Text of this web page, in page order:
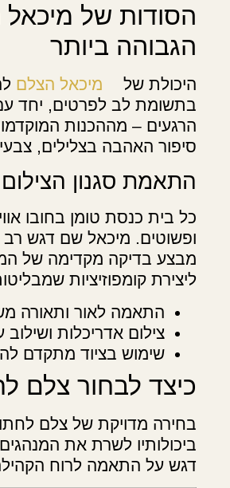
הסודות של
הגבוהה ביותר
היכולת של מיכאל הצלם
בתשומת לב לפרטים, יחד
הרגעים – מההכנות
סיפור האהבה בצלילים,
התאמת סגנון
כל בית כנסת טומן בחובו
ופשוטים. מיכאל שם דגש רב
מבצע בדיקה מקדימה של
ליצירת קומפוזיציות
התאמה לאור ותאורה
צילום אדריכלות
שימוש בציוד מתקדם
כיצד לבחור צלם
בחירה מדויקת של צלם
ביכולותיו לשרת את
דגש על התאמה לרוח